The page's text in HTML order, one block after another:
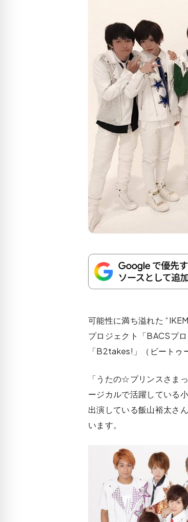
可能性に満ち溢れた
プロジェクト「BACSプ
「B2takes!」（ビートゥ
「うたの☆プリンスさま
ージカルで活躍している
出演している飯山裕太さ
います。